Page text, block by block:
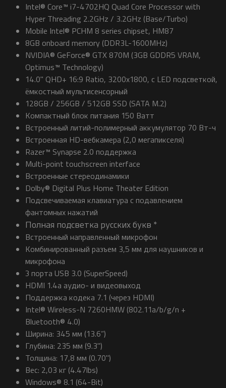
Intel® Core™ i7-4702HQ Quad Core Processor with
Hyper Threading 2.2GHz / 3.2GHz (Base/Turbo)
Mobile Intel® PCHM 8 series chipset, HM87
8GB onboard memory (DDR3L-1600MHz)
NVIDIA® GeForce® GTX 870M (3GB GDDR5 VRAM,
Optimus™ Technology)
14.0" QHD+ 16:9 Ratio, 3200x1800, с LED подсветкой,
ёмкостный мультисенсорный
128GB / 256GB / 512GB SSD (SATA M.2)
Компактный блок питания 150 Ватт
Встроенный литий-полимерный аккумулятор 70 Вт-ч
Встроенная HD-вебкамера (2,0 мегапикселя)
Razer™ Synapse 2.0 поддержка
Multi-point touchscreen interface
Встроенные стереодинамики
Dolby® Digital Plus Home Theater Edition
Подсвечиваемая клавиатура с подавлением
фантомных нажатий
Полная подсветка русских букв *
Встроенный направленный микрофон
Комбинированный разъем 3,5 мм для наушников и
микрофона
З порта USB 3.0 (SuperSpeed)
HDMI 1.4a аудио- и видеовыход
Поддержка кодека 7.1 (через HDMI)
Intel® Wireless-N 7260HMW (802.11a/b/g/n +
Bluetooth® 4.0)
Ширина: 345 мм (13.6”)
Глубина: 235 мм (9.3")
Толщина: 17,8 мм (0.70")
Вес: 2,03 кг (4.47lbs)
Windows® 8.1 (64-Bit)